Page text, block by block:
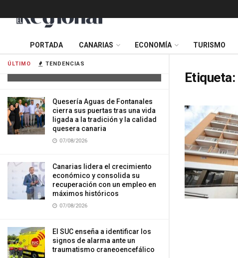
ÚLTIMO TENDENCIAS
impactar su vehículo contra una
Quesería Aguas de Fontanales
cierra sus puertas tras una vida
ligada a la tradición y la calidad
quesera canaria
07/08/2026
Canarias lidera el crecimiento
económico y consolida su
recuperación con un empleo en
máximos históricos
07/08/2026
El SUC enseña a identificar los
signos de alarma ante un
traumatismo craneoencefálico
PORTADA CANARIAS ECONOMÍA TURISMO
Etiqueta: